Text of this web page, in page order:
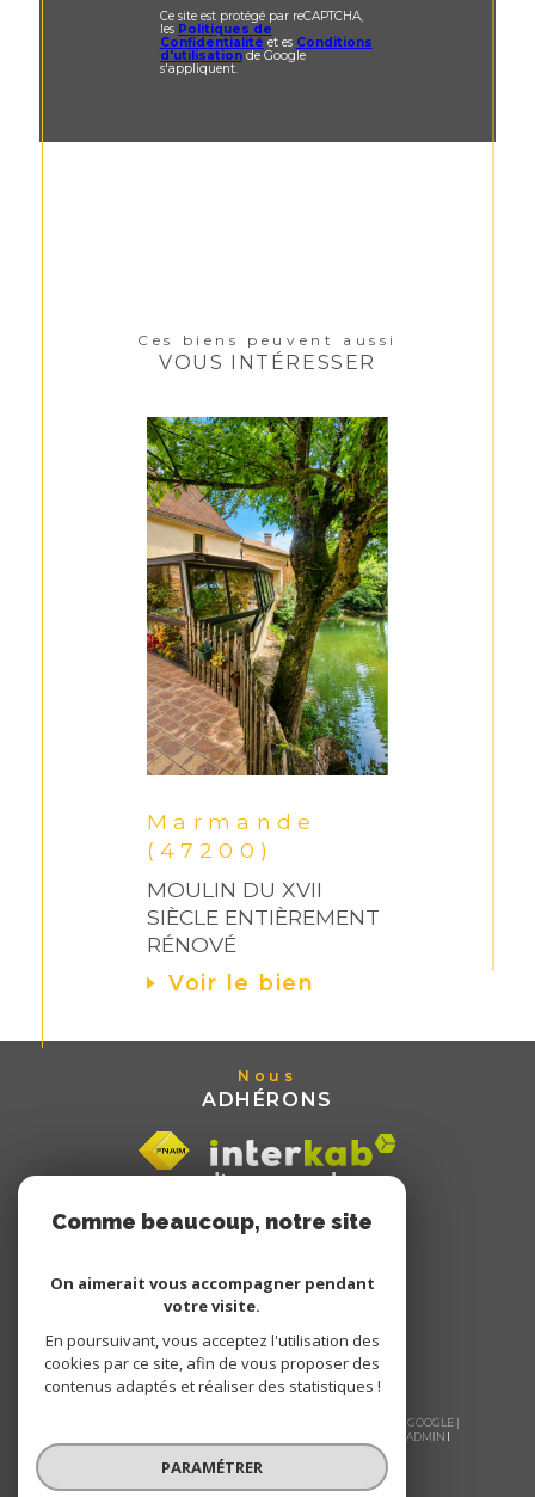
Ce site est protégé par reCAPTCHA,
les Politiques de
Confidentialité et es Conditions
d'utilisationde Google
s'appliquent.
Ces biens peuvent aussi
VOUS INTÉRESSER
Marmande
(47200)
MOULIN DU XVII
SIÈCLE ENTIÈREMENT
RÉNOVÉ
Voir le bien
Nous
ADHÉRONS
© 2026 | TOUS DROITS RÉSERVÉS | TRADUCTION POWERED BY GOOGLE |
ADMIN
COOKIES
Comme beaucoup, notre site
On aimerait vous accompagner pendant
votre visite.
En poursuivant, vous acceptez l'utilisation des
cookies par ce site, afin de vous proposer des
contenus adaptés et réaliser des statistiques !
PARAMÉTRER